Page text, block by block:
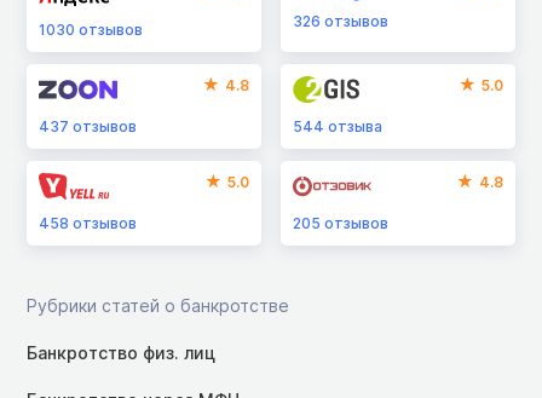
1030 отзывов
326отзывов
4.8
437 отзывов
5.0
544отзыва
5.0
458 отзывов
4.8
205отзывов
Рубрики статей о банкротстве
Банкротство физ. лиц